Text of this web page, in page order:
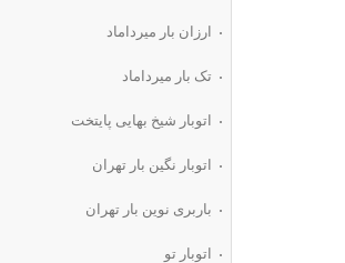
ارزان بار میرداماد
تک بار میرداماد
اتوبار شیخ بهایی پایتخت
اتوبار نگین بار تهران
باربری نوین بار تهران
اتوبار تو